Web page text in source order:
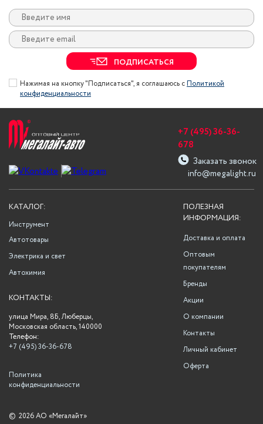
ПОДПИСАТЬСЯ
Нажимая на кнопку "Подписаться", я соглашаюсь сПолитикой
конфиденциальности
info@megalight.ru
+7 (495) 36-36-
678
Заказать звонок
ПОЛЕЗНАЯ
ИНФОРМАЦИЯ:
Доставка и оплата
Оптовым
покупателям
Бренды
Акции
О компании
Контакты
Личный кабинет
Оферта
КАТАЛОГ:
Инструмент
Автотовары
Электрика и свет
Автохимия
КОНТАКТЫ:
улица Мира, 8Б, Люберцы,
Московская область, 140000
Телефон:
+7 (495) 36-36-678
Политика
конфиденциальности
© 2026 АО «Мегалайт»